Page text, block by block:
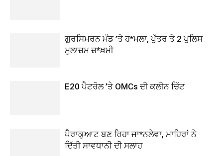
ਗੁਰਸਿਮਰਨ ਮੰਡ ’ਤੇ ਹ*ਮਲਾ, ਪੁੱਤਰ ਤੇ 2 ਪੁਲਿਸ
ਮੁਲਾਜ਼ਮ ਜ਼*ਖ਼ਮੀ
E20 ਪੈਟਰੋਲ ’ਤੇ OMCs ਦੀ ਕਲੀਨ ਚਿੱਟ
ਪੈਰਾਕੁਆਟ ਬਣ ਰਿਹਾ ਜਾ*ਨਲੇਵਾ, ਮਾਹਿਰਾਂ ਨੇ
ਦਿੱਤੀ ਸਾਵਧਾਨੀ ਦੀ ਸਲਾਹ